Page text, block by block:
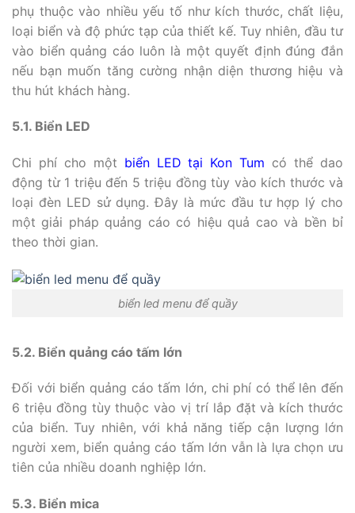
phụ thuộc vào nhiều yếu tố như kích thước, chất liệu,
loại biển và độ phức tạp của thiết kế. Tuy nhiên, đầu tư
vào biển quảng cáo luôn là một quyết định đúng đắn
nếu bạn muốn tăng cường nhận diện thương hiệu và
thu hút khách hàng.
5.1. Biển LED
Chi phí cho một biển LED tại Kon Tum có thể dao
động từ 1 triệu đến 5 triệu đồng tùy vào kích thước và
loại đèn LED sử dụng. Đây là mức đầu tư hợp lý cho
một giải pháp quảng cáo có hiệu quả cao và bền bỉ
theo thời gian.
biển led menu để quầy
5.2. Biển quảng cáo tấm lớn
Đối với biển quảng cáo tấm lớn, chi phí có thể lên đến
6 triệu đồng tùy thuộc vào vị trí lắp đặt và kích thước
của biển. Tuy nhiên, với khả năng tiếp cận lượng lớn
người xem, biển quảng cáo tấm lớn vẫn là lựa chọn ưu
tiên của nhiều doanh nghiệp lớn.
5.3. Biển mica